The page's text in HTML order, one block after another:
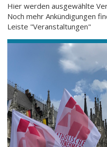
Hier werden ausgewählte
Noch mehr Ankündigungen
Leiste "Veranstaltungen"